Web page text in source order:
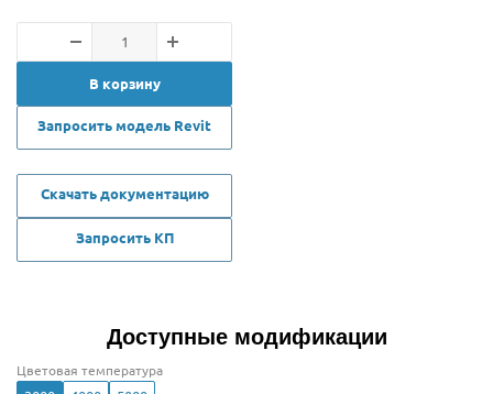
В корзину
Запросить модель Revit
Скачать документацию
Запросить КП
Доступные модификации
Цветовая температура